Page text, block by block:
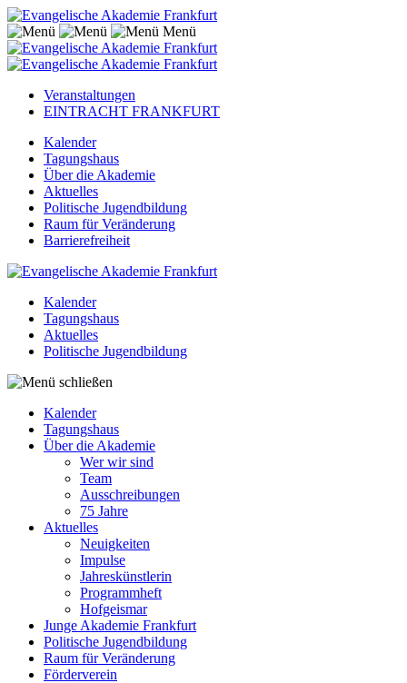
Menü
Veranstaltungen
EINTRACHT FRANKFURT
Kalender
Tagungshaus
Über die Akademie
Aktuelles
Politische Jugendbildung
Raum für Veränderung
Barrierefreiheit
Kalender
Tagungshaus
Aktuelles
Politische Jugendbildung
Kalender
Tagungshaus
Über die Akademie
Wer wir sind
Team
Ausschreibungen
75 Jahre
Aktuelles
Neuigkeiten
Impulse
Jahreskünstlerin
Programmheft
Hofgeismar
Junge Akademie Frankfurt
Politische Jugendbildung
Raum für Veränderung
Förderverein